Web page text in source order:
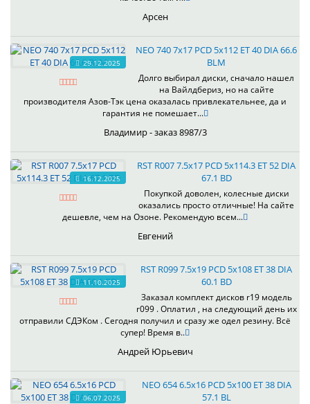
Арсен
29.12.2025
NEO 740 7x17 PCD 5x112 ET 40 DIA 66.6
BLM
Долго выбирал диски, сначало нашел
на Вайлдбериз, но на сайте
производителя Азов-Тэк цена оказалась привлекательнее, да и
гарантия не помешает...
Владимир - заказ 8987/3
16.12.2025
RST R007 7.5x17 PCD 5x114.3 ET 52 DIA
67.1 BD
Покупкой доволен, колесные диски
оказались просто отличные! На сайте
дешевле, чем на Озоне. Рекомендую всем...
Евгений
11.10.2025
RST R099 7.5x19 PCD 5x108 ET 38 DIA
60.1 BD
Заказал комплект дисков r19 модель
r099 . Оплатил , на следующий день их
отправили СДЭКом . Сегодня получил и сразу же одел резину. Всё
супер! Время в..
Андрей Юрьевич
06.07.2025
NEO 654 6.5x16 PCD 5x100 ET 38 DIA
57.1 BL